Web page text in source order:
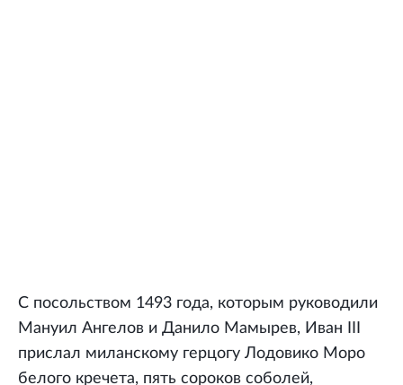
С посольством 1493 года, которым руководили
Мануил Ангелов и Данило Мамырев, Иван III
прислал миланскому герцогу Лодовико Моро
белого кречета, пять сороков соболей,